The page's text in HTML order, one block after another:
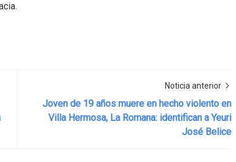
Noticia anterior
Joven de 19 años muere en hecho violento en
Villa Hermosa, La Romana: identifican a Yeuri
José Belice